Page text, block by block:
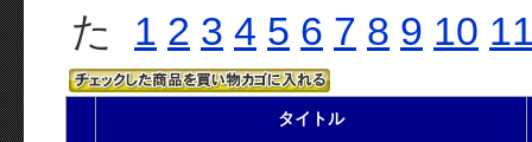
た 1 2 3 4 5 6 7 8 9 10
タイトル